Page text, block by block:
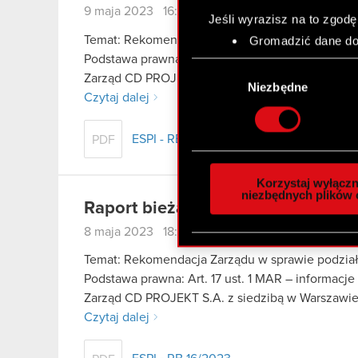
Jeśli wyrazisz na to
Gromadzić dane
Identyfikować
Dowiedz się więcej
szczegółów . W
Wykorzystujemy pliki
społecznościowym,
otrzymanymi od Ciebie
zgadasz się na używanie
Niezbędne
Korzystaj
niezbędnych plików
9 maja 2023 16:20
Temat: Rekomendacja Rady Nadzorczej w
Podstawa prawna Art. 17 ust. 1 MAR – informacje
Zarząd CD PROJEKT S.A. z siedzibą w
Czytaj dalej
PDF ESPI - RB 17/2023
Raport bieżący nr 16/2023
8 maja 2023 18:25
Temat: Rekomendacja Zarządu w sprawie
Podstawa prawna: Art. 17 ust. 1 MAR –
Zarząd CD PROJEKT S.A. z siedzibą w
Czytaj dalej